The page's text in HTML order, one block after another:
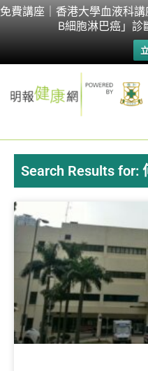
免費講座｜香港大學血液科
B細胞淋巴癌」診
Skip
Search Results for: